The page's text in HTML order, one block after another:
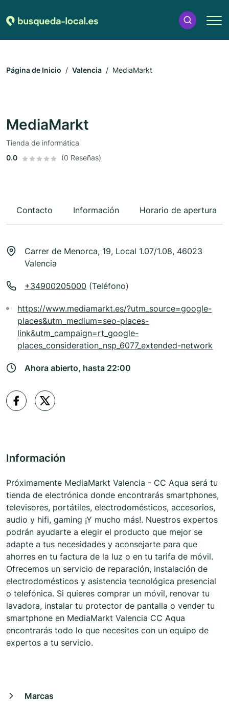
Página de Inicio Valencia MediaMarkt
MediaMarkt
Tienda de informática
0.0
(0 Reseñas)
Contacto Información Horario de apertura
Carrer de Menorca, 19, Local 1.07/1.08, 46023
Valencia
+34900205000 (Teléfono)
https://www.mediamarkt.es/?utm_source=google-
places&utm_medium=seo-places-
link&utm_campaign=rt_google-
places_consideration_nsp_6077_extended-network
Ahora abierto, hasta 22:00
Información
Próximamente MediaMarkt Valencia - CC Aqua será tu
tienda de electrónica donde encontrarás smartphones,
televisores, portátiles, electrodomésticos, accesorios,
audio y hifi, gaming ¡Y mucho más!. Nuestros expertos
podrán ayudarte a elegir el producto que mejor se
adapte a tus necesidades y aconsejarte para que
ahorres en tu factura de la luz o en tu tarifa de móvil.
Ofrecemos un servicio de reparación, instalación de
electrodomésticos y asistencia tecnológica presencial
o telefónica. Si quieres comprar un móvil, renovar tu
lavadora, instalar tu protector de pantalla o vender tu
smartphone en MediaMarkt Valencia CC Aqua
encontrarás todo lo que necesites con un equipo de
expertos a tu servicio.
Marcas